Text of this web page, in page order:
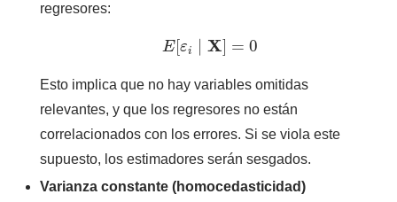
regresores:
E εi X]=
Esto implica que no hay variables omitidas
relevantes, y que los regresores no están
correlacionados con los errores. Si se viola este
supuesto, los estimadores serán sesgados.
Varianza constante (homocedasticidad)